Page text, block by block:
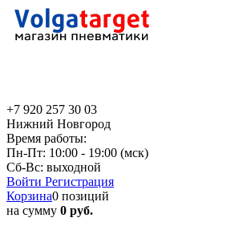
+7 920 257 30 03
Нижний Новгород
Время работы:
Пн-Пт: 10:00 - 19:00 (мск)
Сб-Вс: выходной
Войти Регистрация
Корзина0 позиций
на сумму 0 руб.